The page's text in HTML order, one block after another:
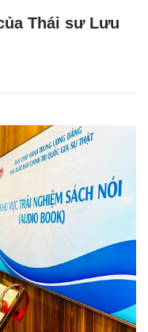
Thái sư Lưu